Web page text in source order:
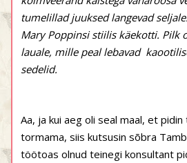
tumelillad juuksed langevad
Mary Poppinsi stiilis käekotti. Pilk
lauale, mille peal lebavad
sedelid.
Aa, ja kui aeg oli seal maal, et
tormama, siis kutsusin sõbra
töötoas olnud teinegi konsultant